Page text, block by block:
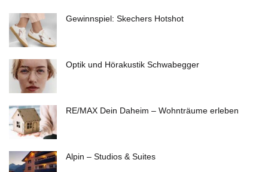
Gewinnspiel: Skechers Hotshot
Optik und Hörakustik Schwabegger
RE/MAX Dein Daheim – Wohnträume erleben
Alpin – Studios & Suites